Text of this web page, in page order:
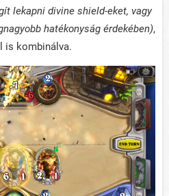
lekapni divine shield-eket, vagy
hatékonyság érdekében),
is kombinálva.